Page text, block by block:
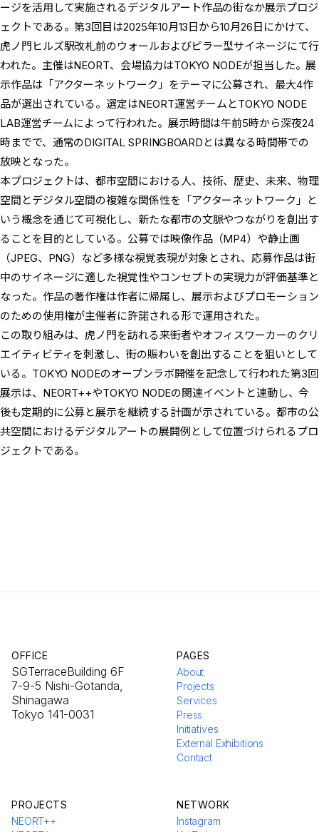
ージを活用して実施されるデジタルアート作品の街なか展示プロジ
ェクトである。第3回目は2025年10月13日から10月26日にかけて、
虎ノ門ヒルズ駅改札前のウォールおよびピラー型サイネージにて行
われた。主催はNEORT、会場協力はTOKYO NODEが担当した。展
示作品は「アクターネットワーク」をテーマに公募され、最大4作
品が選出されている。選定はNEORT運営チームとTOKYO NODE
LAB運営チームによって行われた。展示時間は午前5時から深夜24
時までで、通常のDIGITAL SPRINGBOARDとは異なる時間帯での
放映となった。
本プロジェクトは、都市空間における人、技術、歴史、未来、物理
空間とデジタル空間の複雑な関係性を「アクターネットワーク」と
いう概念を通じて可視化し、新たな都市の文脈やつながりを創出す
ることを目的としている。公募では映像作品（MP4）や静止画
（JPEG、PNG）など多様な視覚表現が対象とされ、応募作品は街
中のサイネージに適した視覚性やコンセプトの実現力が評価基準と
なった。作品の著作権は作者に帰属し、展示およびプロモーション
のための使用権が主催者に許諾される形で運用された。
この取り組みは、虎ノ門を訪れる来街者やオフィスワーカーのクリ
エイティビティを刺激し、街の賑わいを創出することを狙いとして
いる。TOKYO NODEのオープンラボ開催を記念して行われた第3回
展示は、NEORT++やTOKYO NODEの関連イベントと連動し、今
後も定期的に公募と展示を継続する計画が示されている。都市の公
共空間におけるデジタルアートの展開例として位置づけられるプロ
ジェクトである。
OFFICE
SGTerraceBuilding 6F
7-9-5 Nishi-Gotanda,
Shinagawa
Tokyo 141-0031
PAGES
About
Projects
Services
Press
Initiatives
External Exhibitions
Contact
PROJECTS
NEORT++
NETWORK
Instagram